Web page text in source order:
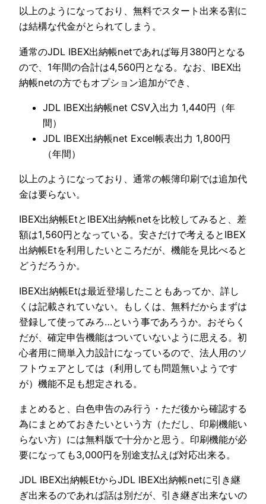
以上のようになっており、無料でスタート出来る割に
は結構な代金がとられてしまう。
通常のJDL IBEX出納帳netであれば毎月380円となる
ので、1年間の合計は4,560円となる。なお、IBEX出
納帳netの方でもオプション追加ができ、
JDL IBEX出納帳net CSV入出力 1,440円（年
間）
JDL IBEX出納帳net Excel帳表出力 1,800円
（年間）
以上のようになっており、通常の帳簿印刷では追加代
金は要らない。
IBEX出納帳EtとIBEX出納帳netを比較してみると、差
額は1,560円となっている。安さだけで考えるとIBEX
出納帳Etを利用したいところだが、機能を見比べると
どうだろうか。
IBEX出納帳Etは最近登場したこともあってか、詳し
くは記載されていない。もしくは、無料だからまずは
登録して使ってみろ…という事であろうか。おそらく
だが、確定申告機能はついていないように思える。初
心者用に簡単入力設計になっているので、法人用のソ
フトウェアとしては（利用しても問題無いようです
が）機能不足も想定される。
まとめると、白色申告のみ行う・ただ後から確認する
為にまとめておきたいという方（ただし、印刷機能い
らない方）には無料版で十分かと思う。印刷機能が必
要になっても3,000円を別途支払えば対応出来る。
JDL IBEX出納帳EtからJDL IBEX出納帳netに引き継
ぎ出来るのであれば話は別だが、引き継ぎ出来ないの